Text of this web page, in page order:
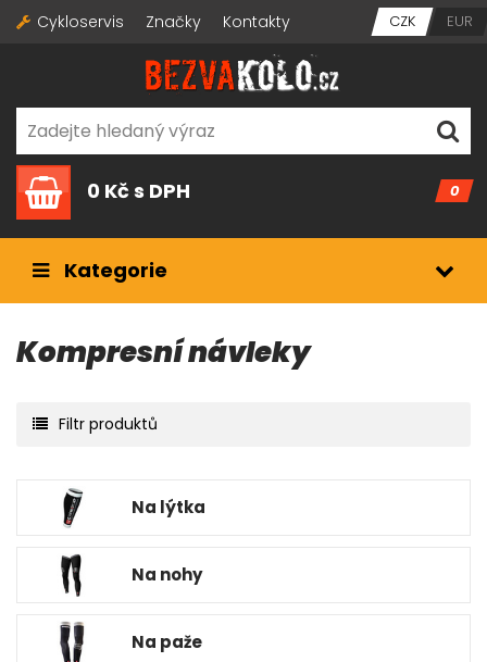
Cykloservis Značky Kontakty CZK EUR
0
0 Kčs DPH
Kategorie
Kompresní návleky
Filtr produktů
Na lýtka
Na nohy
Na paže